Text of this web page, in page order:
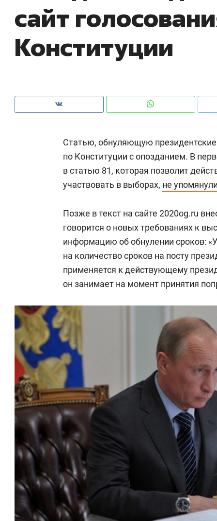
сайт
Конституции
Статью, обнуляющую
по Конституции с опозданием. В
в статью 81, которая позволит
участвовать в выборах, не
Позже в текст на сайте 2020og.ru
говорится о новых требованиях к
информацию об обнулении сроков:
на количество сроков на посту
применяется к действующему
он занимает на момент принятия
чем интересен Оман?
Как ГК «МИР ГРУПП» и ВТБ
комфорта под Казанью
Рекомендуем
150 камер